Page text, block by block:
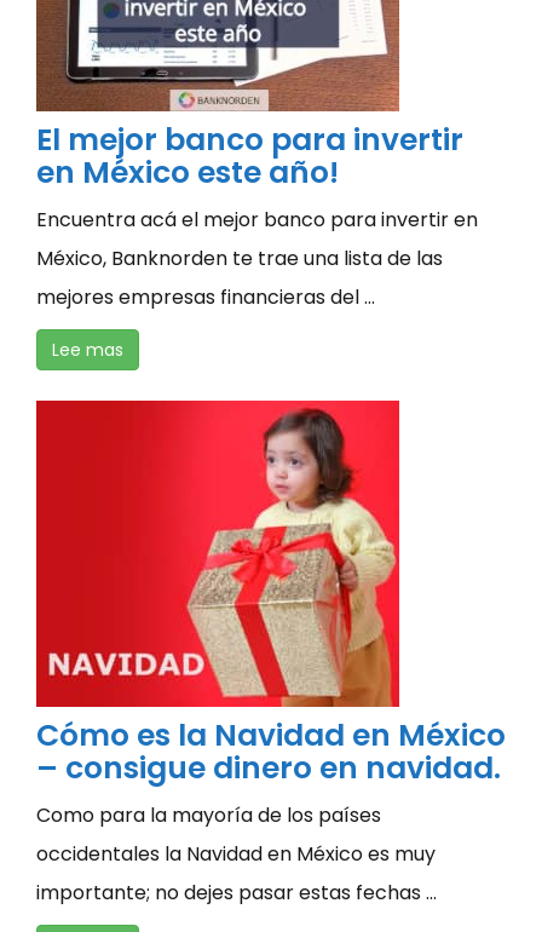
El mejor banco para invertir
en México este año!
Encuentra acá el mejor banco para invertir en
México, Banknorden te trae una lista de las
mejores empresas financieras del ...
Lee mas
Cómo es la Navidad en México
– consigue dinero en navidad.
Como para la mayoría de los países
occidentales la Navidad en México es muy
importante; no dejes pasar estas fechas ...